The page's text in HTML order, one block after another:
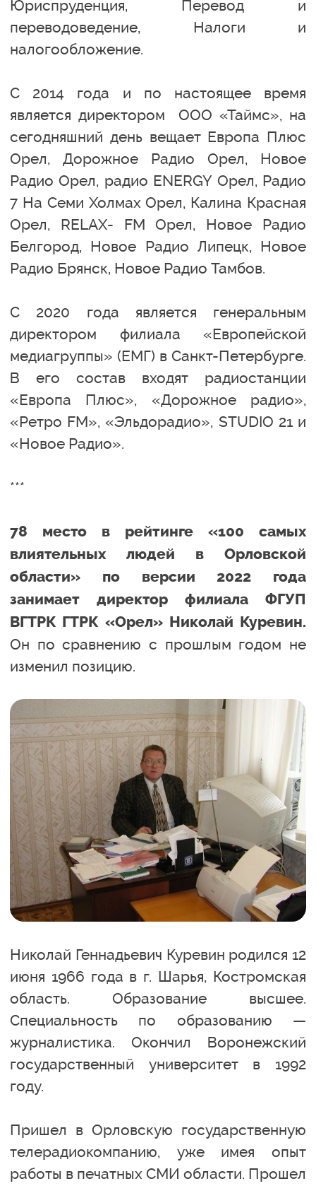
Юриспруденция, Перевод и
переводоведение, Налоги и
налогообложение.
С 2014 года и по настоящее время
является директором ООО «Таймс», на
сегодняшний день вещает Европа Плюс
Орел, Дорожное Радио Орел, Новое
Радио Орел, радио ENERGY Орел, Радио
7 На Семи Холмах Орел, Калина Красная
Орел, RELAX- FM Орел, Новое Радио
Белгород, Новое Радио Липецк, Новое
Радио Брянск, Новое Радио Тамбов.
С 2020 года является генеральным
директором филиала «Европейской
медиагруппы» (ЕМГ) в Санкт-Петербурге.
В его состав входят радиостанции
«Европа Плюс», «Дорожное радио»,
«Ретро FM», «Эльдорадио», STUDIO 21 и
«Новое Радио».
***
78 место в рейтинге «100 самых
влиятельных людей в Орловской
области» по версии 2022 года
занимает директор филиала ФГУП
ВГТРК ГТРК «Орел» Николай Куревин.
Он по сравнению с прошлым годом не
изменил позицию.
Николай Геннадьевич Куревин родился 12
июня 1966 года в г. Шарья, Костромская
область. Образование высшее.
Специальность по образованию —
журналистика. Окончил Воронежский
государственный университет в 1992
году.
Пришел в Орловскую государственную
телерадиокомпанию, уже имея опыт
работы в печатных СМИ области. Прошел